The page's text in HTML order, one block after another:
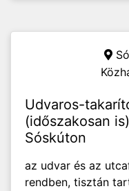
Udvaros-
(időszakosan
Sóskúton
az udvar és az
rendben, tisztán